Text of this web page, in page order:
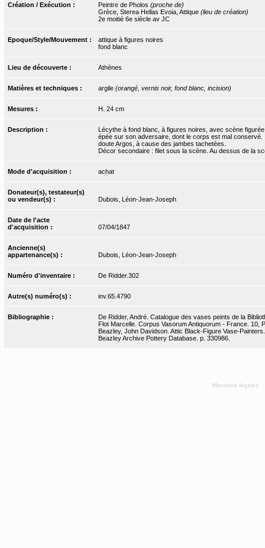
Création / Exécution : Peintre de Pholos (proche de)
Grèce, Sterea Hellas Evoia, Attique (lieu de création)
2e moitié 6e siècle av JC
Epoque/Style/Mouvement :
attique à figures noires
fond blanc
Lieu de découverte : Athènes
Matières et techniques : argile (orangé, vernis noir, fond blanc, incision)
Mesures : H. 24 cm
Description :
Lécythe à fond blanc, à figures noires, avec scène
épée sur son adversaire, dont le corps est mal
doute Argos, à cause des jambes tachetées.
Décor secondaire : filet sous la scène. Au dessus de la
Mode d'acquisition : achat
Donateur(s), testateur(s)
ou vendeur(s) :
Dubois, Léon-Jean-Joseph
Date de l'acte
d'acquisition :
07/04/1847
Ancienne(s)
appartenance(s) :
Dubois, Léon-Jean-Joseph
Numéro d'inventaire : De Ridder.302
Autre(s) numéro(s) : inv.65.4790
Bibliographie :
De Ridder, André. Catalogue des vases peints de la
Flot Marcelle. Corpus Vasorum Antiquorum - France. 10,
Beazley, John Davidson. Attic Black-Figure Vase-
Beazley Archive Pottery Database. p. 330986.
Mentions légales